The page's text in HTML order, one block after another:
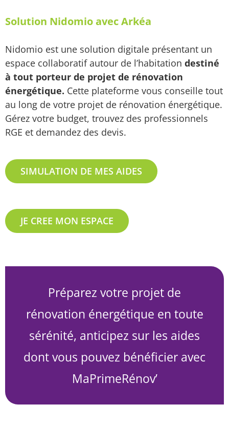
Solution Nidomio avec Arkéa
Nidomio est une solution digitale présentant un
espace collaboratif autour de l’habitation destiné
à tout porteur de projet de rénovation
énergétique. Cette plateforme vous conseille tout
au long de votre projet de rénovation énergétique.
Gérez votre budget, trouvez des professionnels
RGE et demandez des devis.
SIMULATION DE MES AIDES
JE CREE MON ESPACE
Préparez votre projet de
rénovation énergétique en toute
sérénité, anticipez sur les aides
dont vous pouvez bénéficier avec
MaPrimeRénov’